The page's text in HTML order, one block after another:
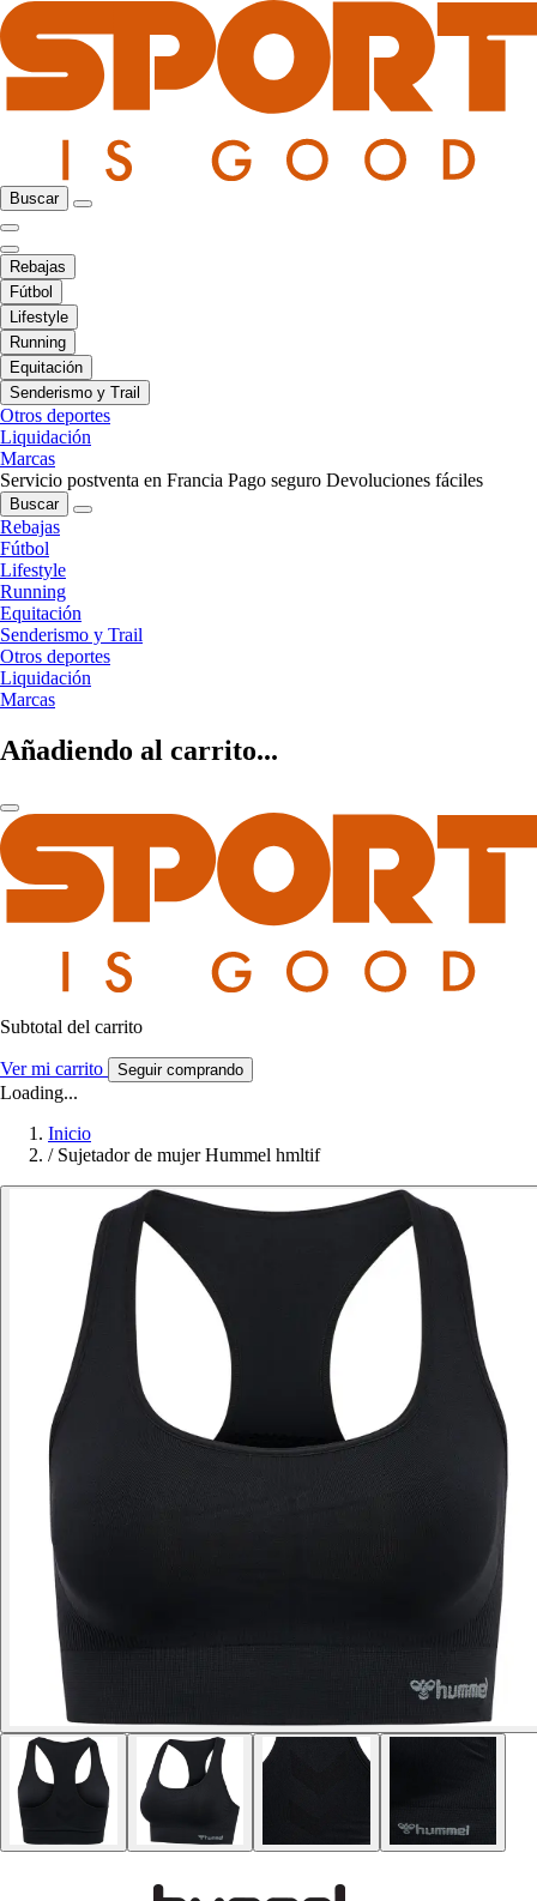
Buscar
Rebajas
Fútbol
Lifestyle
Running
Equitación
Senderismo y Trail
Otros deportes
Liquidación
Marcas
Servicio postventa en Francia Pago seguro Devoluciones fáciles
Buscar
Rebajas
Fútbol
Lifestyle
Running
Equitación
Senderismo y Trail
Otros deportes
Liquidación
Marcas
Añadiendo al carrito...
Subtotal del carrito
Ver mi carrito Seguir comprando
Loading...
Inicio
/ Sujetador de mujer Hummel hmltif